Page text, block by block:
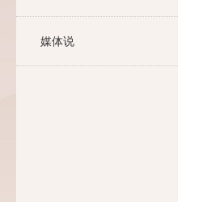
媒体说